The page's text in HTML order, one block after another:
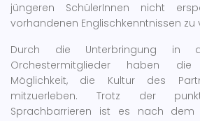
jüngeren SchülerInnen nicht
vorhandenen Englischkenntnissen zu
Durch die Unterbringung in
Orchestermitglieder haben die
Möglichkeit, die Kultur des
mitzuerleben. Trotz der
Sprachbarrieren ist es nach dem